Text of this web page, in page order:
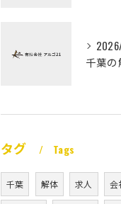
タグ Tags
千葉 解体 求人 会